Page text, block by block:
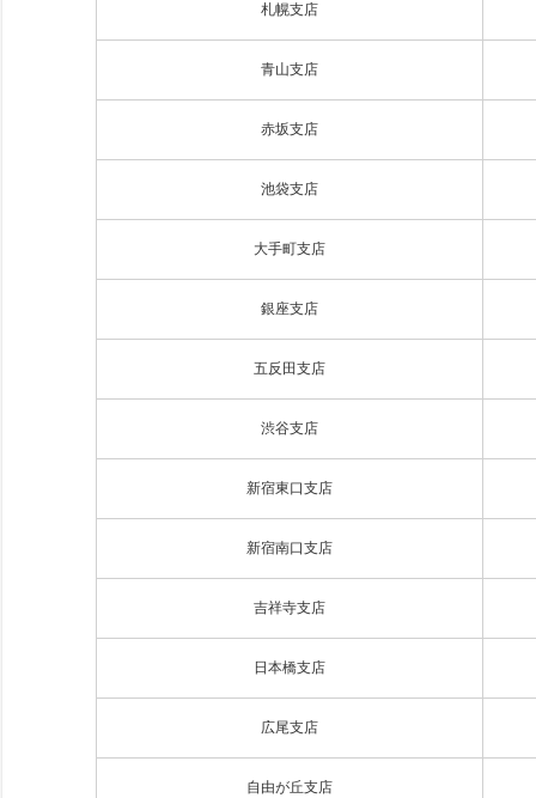
札幌支店
青山支店
赤坂支店
池袋支店
大手町支店
銀座支店
五反田支店
渋谷支店
新宿東口支店
新宿南口支店
吉祥寺支店
日本橋支店
広尾支店
自由が丘支店